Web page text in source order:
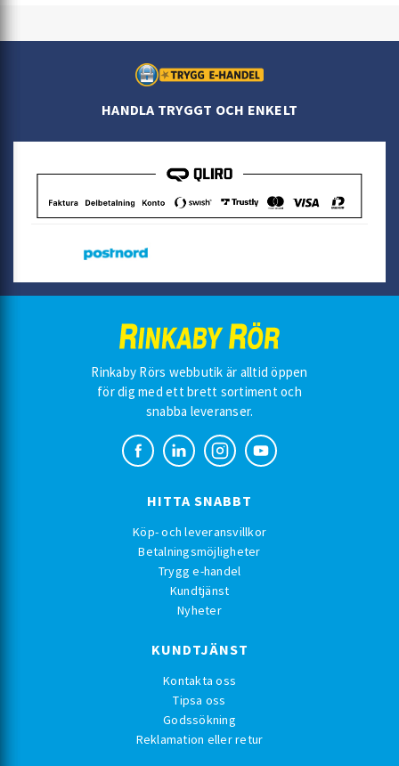
HANDLA TRYGGT OCH ENKELT
Rinkaby Rörs webbutik är alltid öppen
för dig med ett brett sortiment och
snabba leveranser.
HITTA SNABBT
Köp- och leveransvillkor
Betalningsmöjligheter
Trygg e-handel
Kundtjänst
Nyheter
KUNDTJÄNST
Kontakta oss
Tipsa oss
Godssökning
Reklamation eller retur